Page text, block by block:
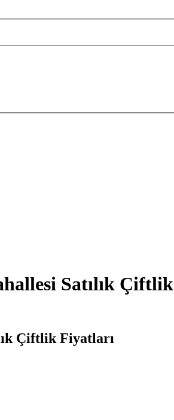
Satılık Çiftlik
Çiftlik Fiyatları